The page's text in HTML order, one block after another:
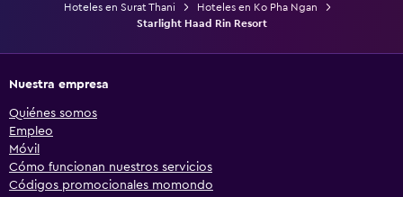
Hoteles en Surat Thani
Hoteles en Ko Pha Ngan
Starlight Haad Rin Resort
Nuestra empresa
Quiénes somos
Empleo
Móvil
Cómo funcionan nuestros servicios
Códigos promocionales momondo